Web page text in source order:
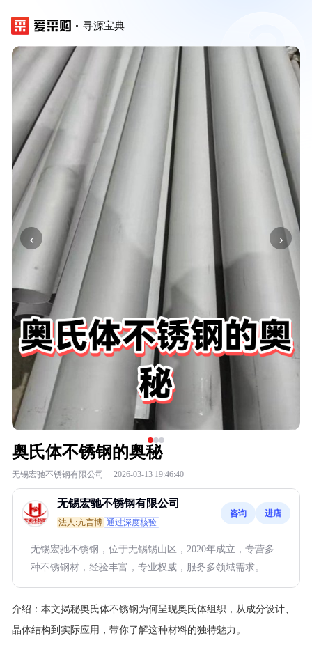
寻源宝典
‹ ›
奥氏体不锈钢的奥秘
无锡宏驰不锈钢有限公司 · 2026-03-13 19:46:40
无锡宏驰不锈钢有限公司
法人:亢言博 通过深度核验
咨询 进店
无锡宏驰不锈钢，位于无锡锡山区，2020年成立，专营多
种不锈钢材，经验丰富，专业权威，服务多领域需求。
介绍： 本文揭秘奥氏体不锈钢为何呈现奥氏体组织，从成分设计、
晶体结构到实际应用，带你了解这种材料的独特魅力。